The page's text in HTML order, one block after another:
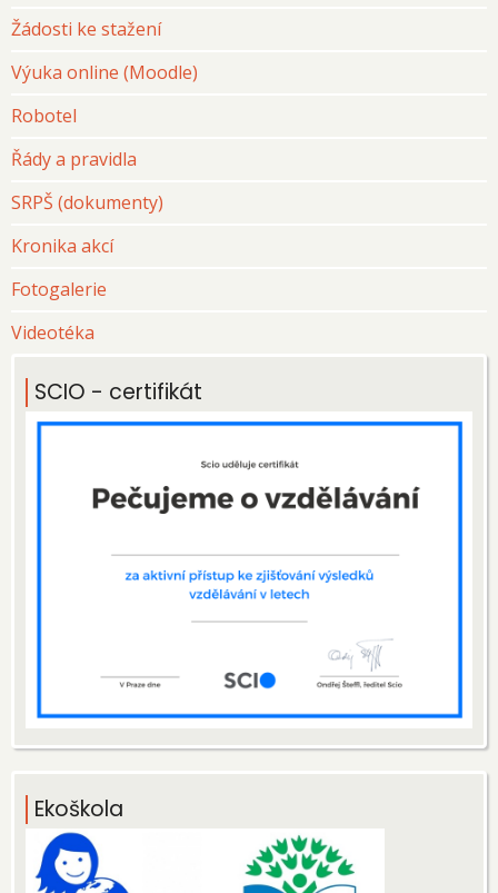
Žádosti ke stažení
Výuka online (Moodle)
Robotel
Řády a pravidla
SRPŠ (dokumenty)
Kronika akcí
Fotogalerie
Videotéka
SCIO - certifikát
Ekoškola